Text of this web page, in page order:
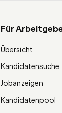
Für
Übersicht
Kandidatensuche
Jobanzeigen
Kandidatenpool